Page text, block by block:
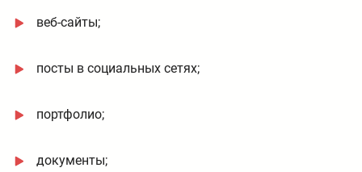
веб-сайты;
посты в социальных сетях;
портфолио;
документы;